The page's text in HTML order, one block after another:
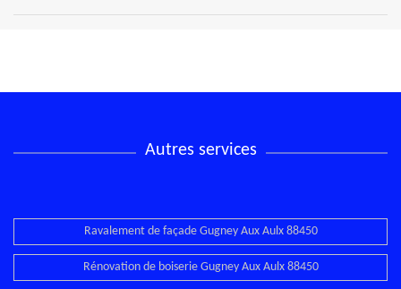
Autres services
Ravalement de façade Gugney Aux Aulx 88450
Rénovation de boiserie Gugney Aux Aulx 88450